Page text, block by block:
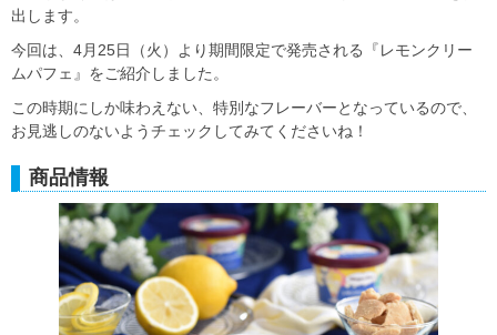
出します。
今回は、4月25日（火）より期間限定で発売される『レモンクリー
ムパフェ』をご紹介しました。
この時期にしか味わえない、特別なフレーバーとなっているので、
お見逃しのないようチェックしてみてくださいね！
商品情報